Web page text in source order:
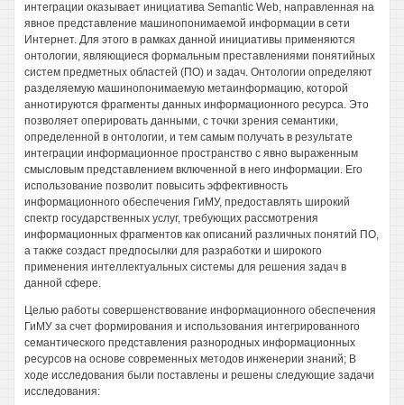
интеграции оказывает инициатива Semantic Web, направленная на
явное представление машинопонимаемой информации в сети
Интернет. Для этого в рамках данной инициативы применяются
онтологии, являющиеся формальным преставлениями понятийных
систем предметных областей (ПО) и задач. Онтологии определяют
разделяемую машинопонимаемую метаинформацию, которой
аннотируются фрагменты данных информационного ресурса. Это
позволяет оперировать данными, с точки зрения семантики,
определенной в онтологии, и тем самым получать в результате
интеграции информационное пространство с явно выраженным
смысловым представлением включенной в него информации. Его
использование позволит повысить эффективность
информационного обеспечения ГиМУ, предоставлять широкий
спектр государственных услуг, требующих рассмотрения
информационных фрагментов как описаний различных понятий ПО,
а также создаст предпосылки для разработки и широкого
применения интеллектуальных системы для решения задач в
данной сфере.
Целью работы совершенствование информационного обеспечения
ГиМУ за счет формирования и использования интегрированного
семантического представления разнородных информационных
ресурсов на основе современных методов инженерии знаний; В
ходе исследования были поставлены и решены следующие задачи
исследования: